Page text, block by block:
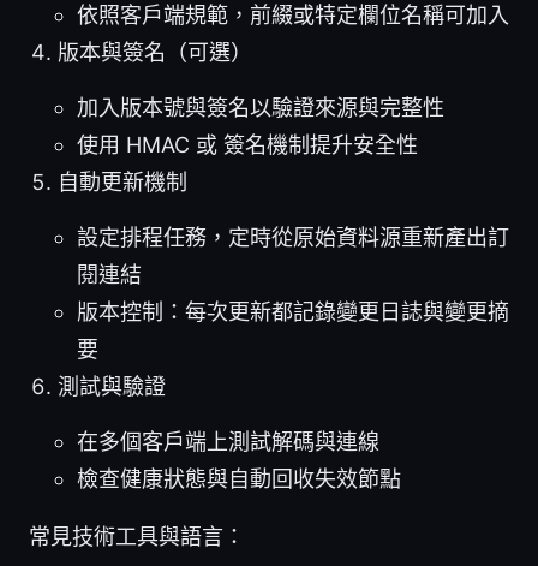
依照客戶端規範，前綴或特定欄位名稱可加入
版本與簽名（可選）
加入版本號與簽名以驗證來源與完整性
使用 HMAC 或 簽名機制提升安全性
自動更新機制
設定排程任務，定時從原始資料源重新產出訂
閱連結
版本控制：每次更新都記錄變更日誌與變更摘
要
測試與驗證
在多個客戶端上測試解碼與連線
檢查健康狀態與自動回收失效節點
常見技術工具與語言：